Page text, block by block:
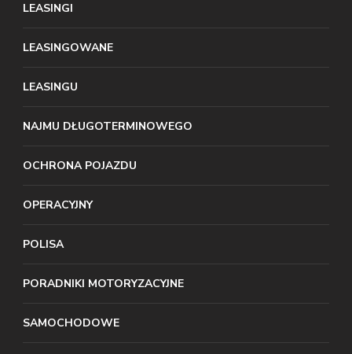
LEASINGI
LEASINGOWANE
LEASINGU
NAJMU DŁUGOTERMINOWEGO
OCHRONA POJAZDU
OPERACYJNY
POLISA
PORADNIKI MOTORYZACYJNE
SAMOCHODOWE